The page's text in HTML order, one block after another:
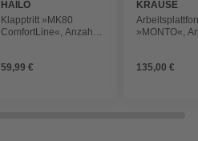
HAILO
Klapptritt »MK80
ComfortLine«, Anzahl
59,99 €
KRAUSE
»MONTO«,
135,00 €